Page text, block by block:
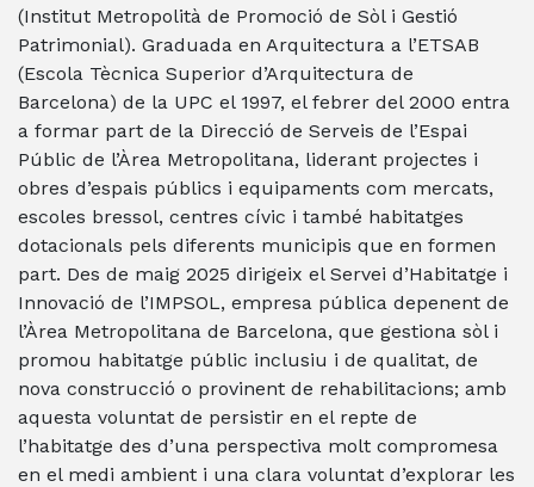
(Institut Metropolità de Promoció de Sòl i Gestió
Patrimonial). Graduada en Arquitectura a l’ETSAB
(Escola Tècnica Superior d’Arquitectura de
Barcelona) de la UPC el 1997, el febrer del 2000 entra
a formar part de la Direcció de Serveis de l’Espai
Públic de l’Àrea Metropolitana, liderant projectes i
obres d’espais públics i equipaments com mercats,
escoles bressol, centres cívic i també habitatges
dotacionals pels diferents municipis que en formen
part. Des de maig 2025 dirigeix el Servei d’Habitatge i
Innovació de l’IMPSOL, empresa pública depenent de
l’Àrea Metropolitana de Barcelona, que gestiona sòl i
promou habitatge públic inclusiu i de qualitat, de
nova construcció o provinent de rehabilitacions; amb
aquesta voluntat de persistir en el repte de
l’habitatge des d’una perspectiva molt compromesa
en el medi ambient i una clara voluntat d’explorar les